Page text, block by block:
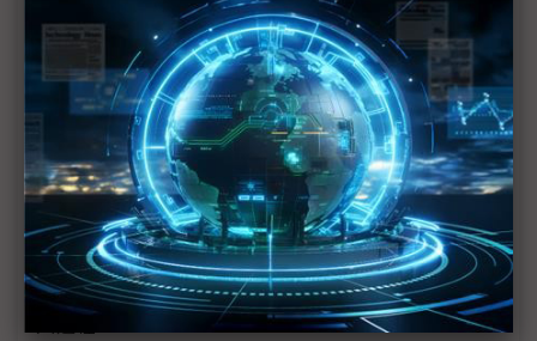
AI與工業物聯網的完美整合 實現創新與效能不斷精進
的智慧製造
西門子軟體協助企業打造無縫串連數位化整合協同平
研華透過SRP方案協同OT、IT及IE加速工業4.0落地
晶睿通訊結合安全、影像辨識 讓你「看」得更多
從資料擷取到資料導向創新 AWS推動AIoT智慧製造三
大進程